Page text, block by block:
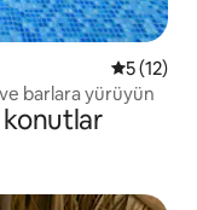
55 (12)
ve barlara yürüyün
konutlar